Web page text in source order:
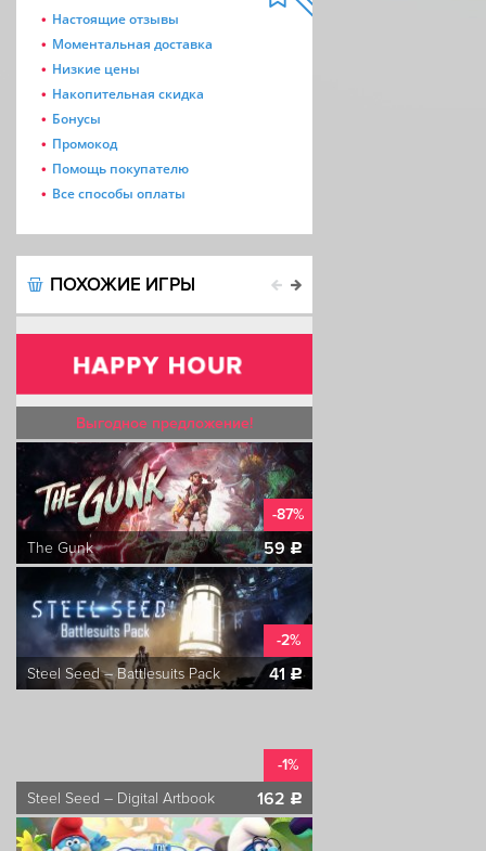
Настоящие отзывы
Моментальная доставка
Низкие цены
Накопительная скидка
Бонусы
Промокод
Помощь покупателю
Все способы оплаты
ПОХОЖИЕ ИГРЫ
Выгодное предложение!
-87%
The Gunk
59 c
-2%
Steel Seed – Battlesuits Pack
41 c
-1%
Steel Seed – Digital Artbook
162 c